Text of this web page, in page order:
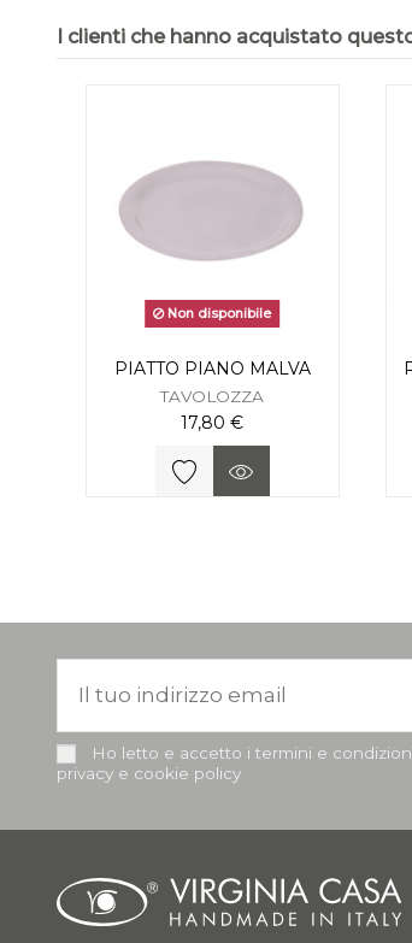
I clienti che hanno acquistato
Non disponibile
PIATTO PIANO MALVA
TAVOLOZZA
17,80 €
Ho letto e accetto i termini e
privacy e cookie policy